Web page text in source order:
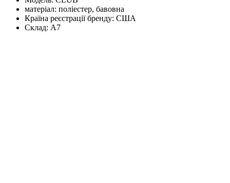
матеріал: поліестер, бавовна
Країна реєстрації бренду: США
Склад: А7